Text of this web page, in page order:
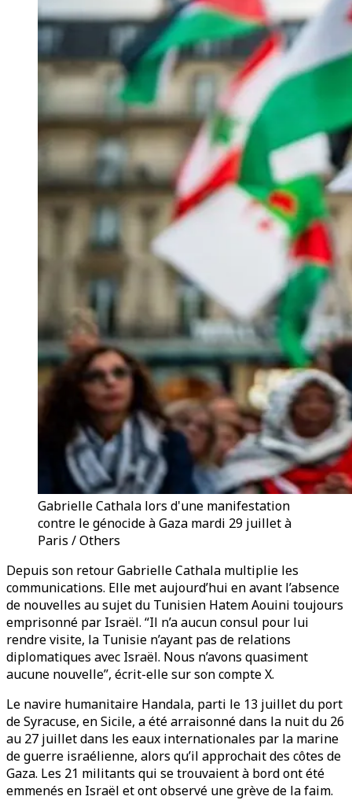
Gabrielle Cathala lors d'une manifestation
contre le génocide à Gaza mardi 29 juillet à
Paris / Others
Depuis son retour Gabrielle Cathala multiplie les
communications. Elle met aujourd’hui en avant l’absence
de nouvelles au sujet du Tunisien Hatem Aouini toujours
emprisonné par Israël. “Il n’a aucun consul pour lui
rendre visite, la Tunisie n’ayant pas de relations
diplomatiques avec Israël. Nous n’avons quasiment
aucune nouvelle”, écrit-elle sur son compte X.
Le navire humanitaire Handala, parti le 13 juillet du port
de Syracuse, en Sicile, a été arraisonné dans la nuit du 26
au 27 juillet dans les eaux internationales par la marine
de guerre israélienne, alors qu’il approchait des côtes de
Gaza. Les 21 militants qui se trouvaient à bord ont été
emmenés en Israël et ont observé une grève de la faim.